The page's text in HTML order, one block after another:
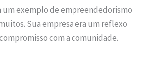
um exemplo de empreendedorismo
Sua empresa era um reflexo
com a comunidade.